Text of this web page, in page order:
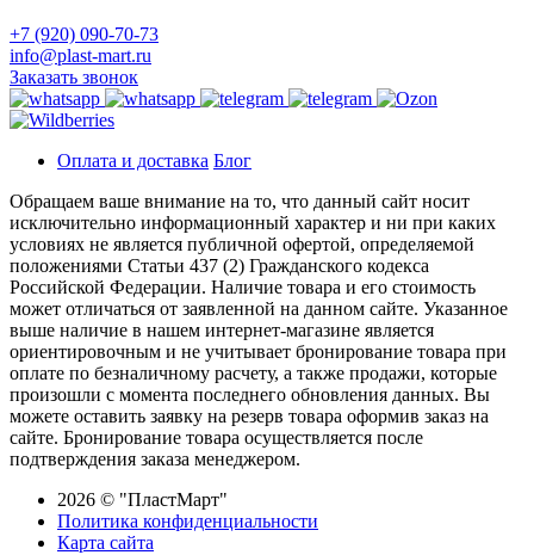
+7 (920) 090-70-73
info@plast-mart.ru
Заказать звонок
Оплата и доставка Блог
Обращаем ваше внимание на то, что данный сайт носит
исключительно информационный характер и ни при каких
условиях не является публичной офертой, определяемой
положениями Статьи 437 (2) Гражданского кодекса
Российской Федерации. Наличие товара и его стоимость
может отличаться от заявленной на данном сайте. Указанное
выше наличие в нашем интернет-магазине является
ориентировочным и не учитывает бронирование товара при
оплате по безналичному расчету, а также продажи, которые
произошли с момента последнего обновления данных. Вы
можете оставить заявку на резерв товара оформив заказ на
сайте. Бронирование товара осуществляется после
подтверждения заказа менеджером.
2026 © "ПластМарт"
Политика конфиденциальности
Карта сайта